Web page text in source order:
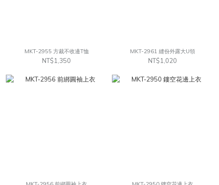
MKT-2955 方裁不收邊T恤
NT$1,350
MKT-2961 縫份外露大U領
NT$1,020